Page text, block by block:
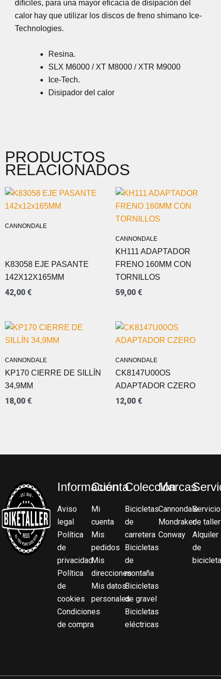
difíciles, para una mayor eficacia de disipación del
calor hay que utilizar los discos de freno shimano Ice-
Technologies.
Resina.
SLX M6000 / XT M8000 / XTR M9000
Ice-Tech.
Disipador del calor
PRODUCTOS
RELACIONADOS
CANNONDALE
K83058 EJE PASANTE
142X12X165MM
42,00 €
CANNONDALE
KH111 ADAPTADOR
FRENO 160MM CON
TORNILLOS
59,00 €
CANNONDALE
KP170 CIERRE DE SILLÍN
34,9MM
18,00 €
CANNONDALE
CK8147U00OS
ADAPTADOR CZERO
12,00 €
Información
Aviso
legal
Política
de
privacidad
Política
de
cookies
Condiciones
de compra
Cuenta
Mi
cuenta
Mis
pedidos
Mis
direcciones
Mis datos
personales
Colección
Bicicletas
de
carretera
Bicicletas
de
montaña
Bicicletas
de gravel
Bicicletas
eléctricas
Marcas
Cannondale
Mondraker
Conway
Servicio
de taller
Alquiler
de